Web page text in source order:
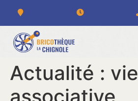
Actualité : vie